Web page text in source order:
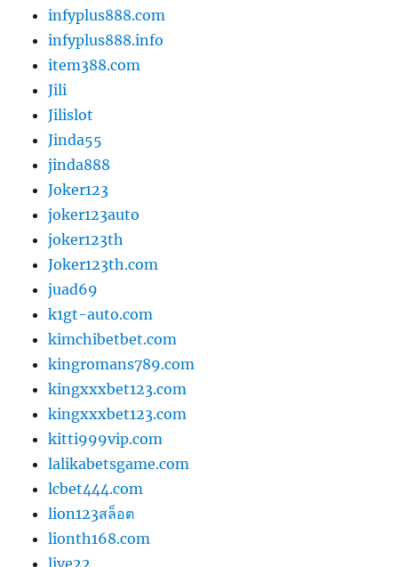
infyplus888.com
infyplus888.info
item388.com
Jili
Jilislot
Jinda55
jinda888
Joker123
joker123auto
joker123th
Joker123th.com
juad69
k1gt-auto.com
kimchibetbet.com
kingromans789.com
kingxxxbet123.com
kingxxxbet123.com
kitti999vip.com
lalikabetsgame.com
lcbet444.com
lion123สล็อต
lionth168.com
live22